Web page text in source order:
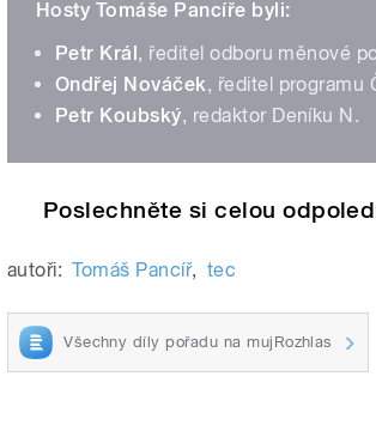
Hosty Tomáše Pancíře byli:
Petr Král, ředitel odboru měnové
Ondřej Nováček, ředitel programu
Petr Koubský, redaktor Deníku N.
Poslechněte si celou
autoři: Tomáš Pancíř, tec
Všechny díly pořadu na mujRozhlas